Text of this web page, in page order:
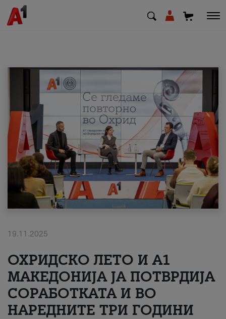
МК SQ
Приватни Деловни
Поддршка
Надополни кредит
#ПодобарОнлајн
19.11.2025
ОХРИДСКО ЛЕТО И A1
МАКЕДОНИЈА ЈА ПОТВРДИЈА
СОРАБОТКАТА И ВО
НАРЕДНИТЕ ТРИ ГОДИНИ